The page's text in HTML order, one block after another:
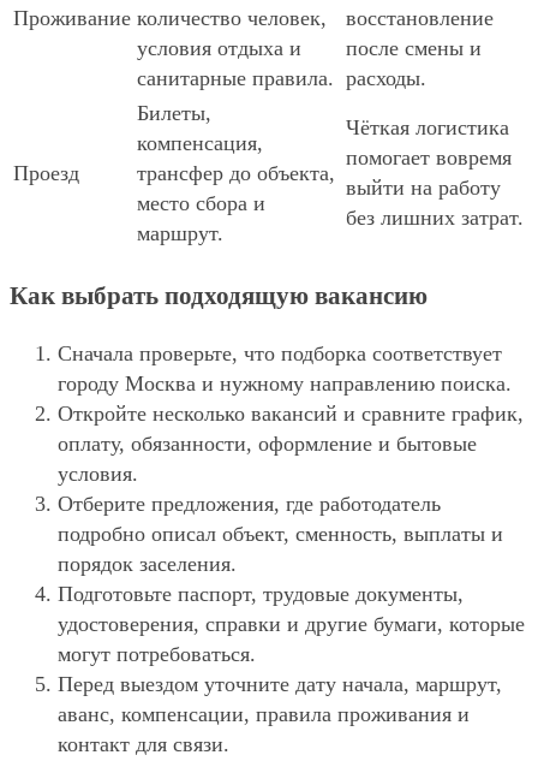
Проживание количество человек,
условия отдыха и
санитарные правила.
восстановление
после смены и
расходы.
Проезд
Билеты,
компенсация,
трансфер до объекта,
место сбора и
маршрут.
Чёткая логистика
помогает вовремя
выйти на работу
без лишних затрат.
Как выбрать подходящую вакансию
Сначала проверьте, что подборка соответствует
городу Москва и нужному направлению поиска.
Откройте несколько вакансий и сравните график,
оплату, обязанности, оформление и бытовые
условия.
Отберите предложения, где работодатель
подробно описал объект, сменность, выплаты и
порядок заселения.
Подготовьте паспорт, трудовые документы,
удостоверения, справки и другие бумаги, которые
могут потребоваться.
Перед выездом уточните дату начала, маршрут,
аванс, компенсации, правила проживания и
контакт для связи.